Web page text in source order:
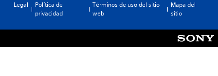
Legal
Política de
privacidad
Términos de uso del sitio
web
Mapa del
sitio